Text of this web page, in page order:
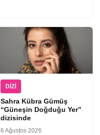
DIZI
Sahra Kübra Gümüş
“Güneşin Doğduğu Yer”
dizisinde
6 Ağustos 2026